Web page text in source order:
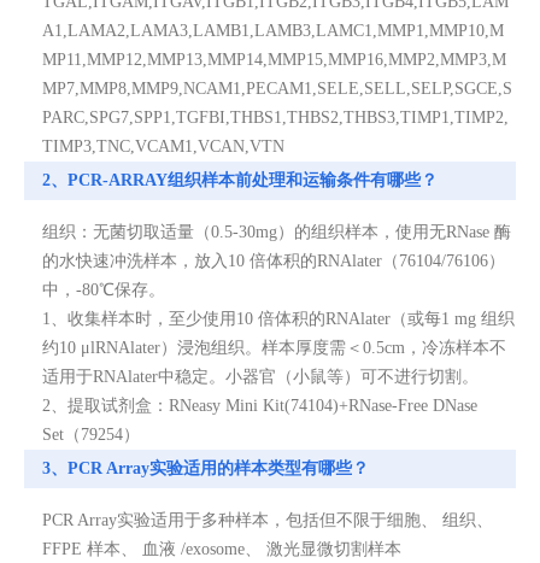
A1,LAMA2,LAMA3,LAMB1,LAMB3,LAMC1,MMP1,MMP10,M
MP11,MMP12,MMP13,MMP14,MMP15,MMP16,MMP2,MMP3,M
MP7,MMP8,MMP9,NCAM1,PECAM1,SELE,SELL,SELP,SGCE,S
PARC,SPG7,SPP1,TGFBI,THBS1,THBS2,THBS3,TIMP1,TIMP2,
TIMP3,TNC,VCAM1,VCAN,VTN
2、PCR-ARRAY组织样本前处理和运输条件有哪些？
组织：无菌切取适量（0.5-30mg）的组织样本，使用无RNase 酶
的水快速冲洗样本，放入10 倍体积的RNAlater（76104/76106）
中，-80℃保存。
1、收集样本时，至少使用10 倍体积的RNAlater（或每1 mg 组织
约10 μlRNAlater）浸泡组织。样本厚度需＜0.5cm，冷冻样本不
适用于RNAlater中稳定。小器官（小鼠等）可不进行切割。
2、提取试剂盒：RNeasy Mini Kit(74104)+RNase-Free DNase
Set（79254）
3、PCR Array实验适用的样本类型有哪些？
PCR Array实验适用于多种样本，包括但不限于细胞、 组织、
FFPE 样本、 血液 /exosome、 激光显微切割样本